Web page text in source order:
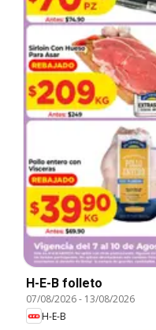
H-E-B folleto
07/08/2026- 13/08/2026
H-E-B